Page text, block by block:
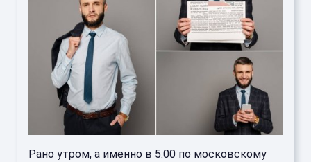
Рано утром, а именно в 5:00 по московскому